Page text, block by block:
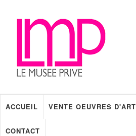
ACCUEIL VENTE OEUVRES D'ART
CONTACT